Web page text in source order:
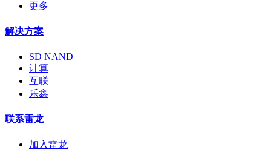
更多
解决方案
SD NAND
计算
互联
乐鑫
联系雷龙
加入雷龙